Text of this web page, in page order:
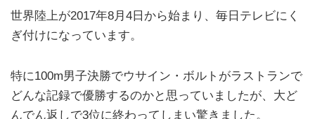
世界陸上が2017年8月4日から始まり、毎日テレビにく
ぎ付けになっています。
特に100m男子決勝でウサイン・ボルトがラストランで
どんな記録で優勝するのかと思っていましたが、大ど
んでん返しで3位に終わってしまい驚きました。